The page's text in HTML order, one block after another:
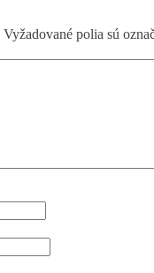
Vyžadované polia sú